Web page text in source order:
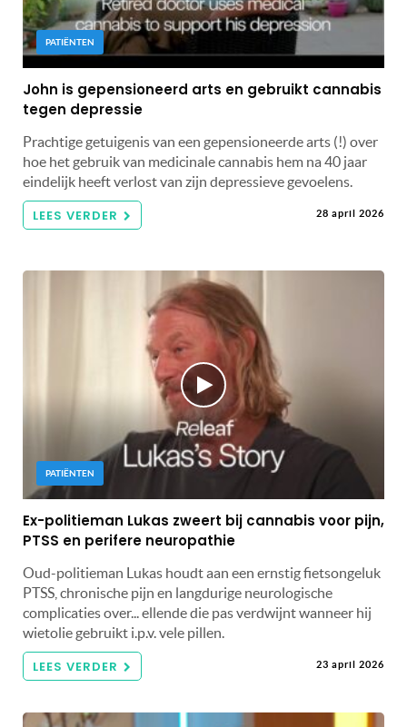
PATIËNTEN
John is gepensioneerd arts en gebruikt cannabis
tegen depressie
Prachtige getuigenis van een gepensioneerde arts (!) over
hoe het gebruik van medicinale cannabis hem na 40 jaar
eindelijk heeft verlost van zijn depressieve gevoelens.
LEES VERDER 28 april 2026
PATIËNTEN
Ex-politieman Lukas zweert bij cannabis voor pijn,
PTSS en perifere neuropathie
Oud-politieman Lukas houdt aan een ernstig fietsongeluk
PTSS, chronische pijn en langdurige neurologische
complicaties over... ellende die pas verdwijnt wanneer hij
wietolie gebruikt i.p.v. vele pillen.
LEES VERDER 23 april 2026